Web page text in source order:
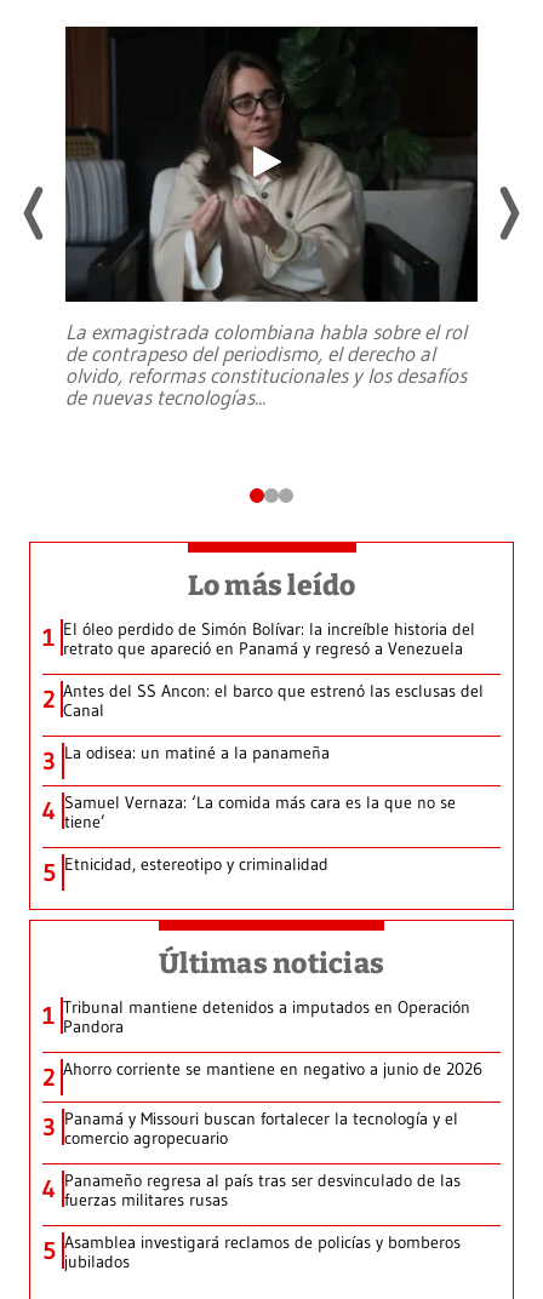
La exmagistrada colombiana habla sobre el rol
de contrapeso del periodismo, el derecho al
olvido, reformas constitucionales y los desafíos
de nuevas tecnologías...
Lo más leído
1 El óleo perdido de Simón Bolívar: la increíble historia del
retrato que apareció en Panamá y regresó a Venezuela
2 Antes del SS Ancon: el barco que estrenó las esclusas del
Canal
3 La odisea: un matiné a la panameña
4 Samuel Vernaza: ‘La comida más cara es la que no se
tiene’
5 Etnicidad, estereotipo y criminalidad
Últimas noticias
1 Tribunal mantiene detenidos a imputados en Operación
Pandora
2 Ahorro corriente se mantiene en negativo a junio de 2026
3 Panamá y Missouri buscan fortalecer la tecnología y el
comercio agropecuario
4 Panameño regresa al país tras ser desvinculado de las
fuerzas militares rusas
5 Asamblea investigará reclamos de policías y bomberos
jubilados